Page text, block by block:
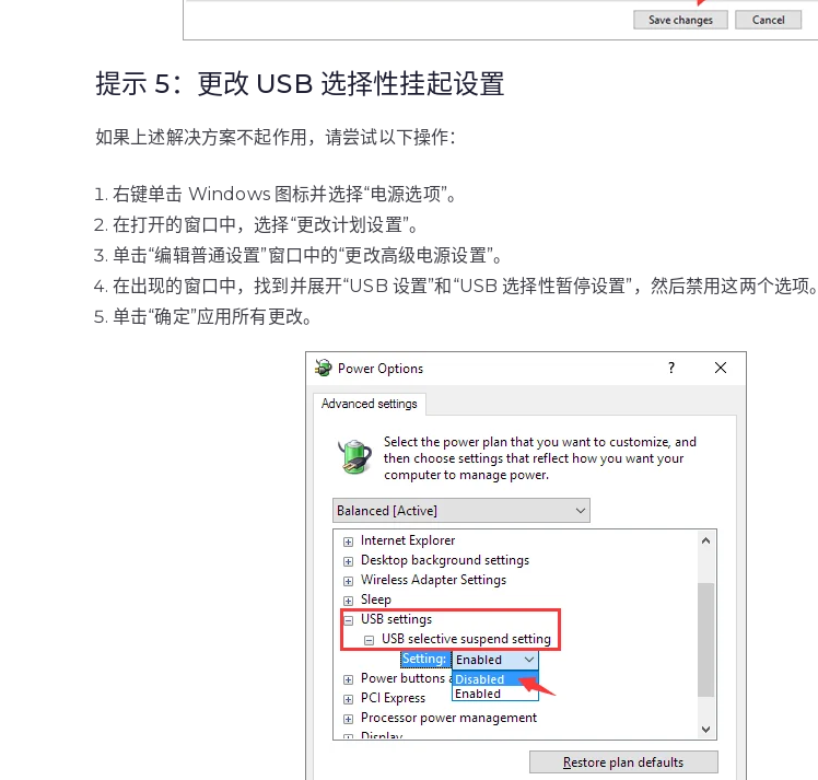
提示 5：更改 USB 选择性挂起设置
如果上述解决方案不起作用，请尝试以下操作：
右键单击 Windows 图标并选择“电源选项”。
在打开的窗口中，选择“更改计划设置”。
单击“编辑普通设置”窗口中的“更改高级电源设置”。
在出现的窗口中，找到并展开“USB 设置”和“USB 选择性暂停设置”，然后禁用这两个选项。
单击“确定”应用所有更改。